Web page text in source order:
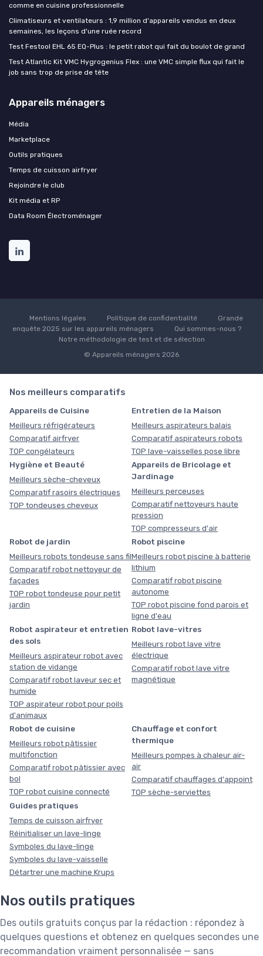
comme en cuisine professionnelle
Climatiseurs et ventilateurs : 1,9 million d'appareils vendus en deux
semaines, les leçons d'une ruée record
Test Festool EHL 65 EQ-Plus : le petit rabot qui fait du boulot de grand
Test Atlantic Kit VMC Hygrogenius Flex : une VMC simple flux qui fait le
job sans trop de prise de tête
Appareils ménagers
Média
Marketplace
Outils pratiques
Temps de cuisson airfryer
Rejoindre le club
Kit média et RP
Data Room Électroménager
Mentions légales Politique de confidentialité
Grande
enquête 2025 sur les appareils ménagers
Qui sommes-nous ?
Notre méthodologie de test et de sélection
© Appareils ménagers 2026
Nos meilleurs comparatifs
Appareils de Cuisine
Meilleurs réfrigérateurs
Comparatif airfryer
TOP congélateurs
Entretien de la Maison
Meilleurs aspirateurs balais
Comparatif aspirateurs robots
TOP lave-vaisselles pose libre
Hygiène et Beauté
Meilleurs sèche-cheveux
Comparatif rasoirs électriques
TOP tondeuses cheveux
Appareils de Bricolage et
Jardinage
Meilleurs perceuses
Comparatif nettoyeurs haute
pression
TOP compresseurs d'air
Robot de jardin
Meilleurs robots tondeuse sans fil
Comparatif robot nettoyeur de
façades
TOP robot tondeuse pour petit
jardin
Robot piscine
Meilleurs robot piscine à batterie
lithium
Comparatif robot piscine
autonome
TOP robot piscine fond parois et
ligne d'eau
Robot aspirateur et entretien
des sols
Meilleurs aspirateur robot avec
station de vidange
Comparatif robot laveur sec et
humide
TOP aspirateur robot pour poils
d'animaux
Robot lave-vitres
Meilleurs robot lave vitre
électrique
Comparatif robot lave vitre
magnétique
Robot de cuisine
Meilleurs robot pâtissier
multifonction
Comparatif robot pâtissier avec
bol
TOP robot cuisine connecté
Chauffage et confort
thermique
Meilleurs pompes à chaleur air-
air
Comparatif chauffages d'appoint
TOP sèche-serviettes
Guides pratiques
Temps de cuisson airfryer
Réinitialiser un lave-linge
Symboles du lave-linge
Symboles du lave-vaisselle
Détartrer une machine Krups
Nos outils pratiques
Des outils gratuits conçus par la rédaction : répondez à
quelques questions et obtenez en quelques secondes une
recommandation vraiment personnalisée — sans